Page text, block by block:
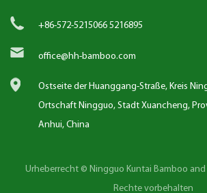
+86-572-5215066 5216895
office@hh-bamboo.com
Ostseite der Huanggang-Straße, Kreis
Ortschaft Ningguo, Stadt Xuancheng,
Anhui, China
Urheberrecht © Ningguo Kuntai Bamboo and
Rechte vorbehalten